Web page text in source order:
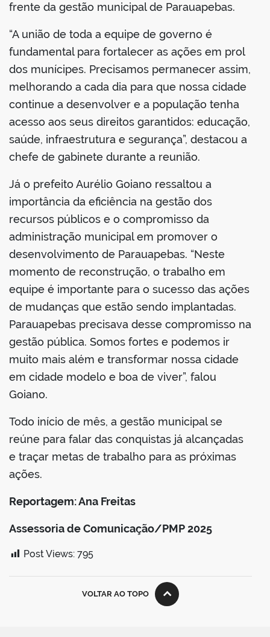
frente da gestão municipal de Parauapebas.
“A união de toda a equipe de governo é
fundamental para fortalecer as ações em prol
dos munícipes. Precisamos permanecer assim,
melhorando a cada dia para que nossa cidade
continue a desenvolver e a população tenha
acesso aos seus direitos garantidos: educação,
saúde, infraestrutura e segurança”, destacou a
chefe de gabinete durante a reunião.
Já o prefeito Aurélio Goiano ressaltou a
importância da eficiência na gestão dos
recursos públicos e o compromisso da
administração municipal em promover o
desenvolvimento de Parauapebas. “Neste
momento de reconstrução, o trabalho em
equipe é importante para o sucesso das ações
de mudanças que estão sendo implantadas.
Parauapebas precisava desse compromisso na
gestão pública. Somos fortes e podemos ir
muito mais além e transformar nossa cidade
em cidade modelo e boa de viver”, falou
Goiano.
Todo início de mês, a gestão municipal se
reúne para falar das conquistas já alcançadas
e traçar metas de trabalho para as próximas
ações.
Reportagem: Ana Freitas
Assessoria de Comunicação/PMP 2025
Post Views: 795
VOLTAR AO TOPO